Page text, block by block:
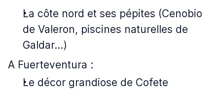
La côte nord et ses pépites (Cenobio
de Valeron, piscines naturelles de
Galdar…)
A Fuerteventura :
Le décor grandiose de Cofete